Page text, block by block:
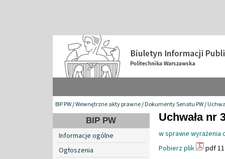
BIP PW/Wewnętrzne akty prawne/Dokumenty Senatu PW/
BIP PW
Informacje ogólne
Ogłoszenia
Uchwała nr
w sprawie wyrażenia
Pobierz plik
pdf